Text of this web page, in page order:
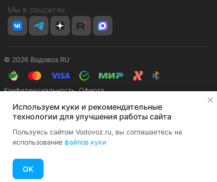
Мы в соцсетях
© 2026 Водовоз.RU
КонфиденциальностьОферта
Главная
Используем куки и рекомендательные
технологии для улучшения работы сайта
Пользуясь сайтом Vodovoz.ru, вы соглашаетесь на
использование файлов куки
ОК